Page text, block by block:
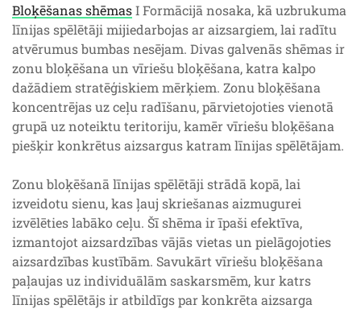
Bloķēšanas shēmasI Formācijā nosaka, kā uzbrukuma
līnijas spēlētāji mijiedarbojas ar aizsargiem, lai radītu
atvērumus bumbas nesējam. Divas galvenās shēmas ir
zonu bloķēšana un vīriešu bloķēšana, katra kalpo
dažādiem stratēģiskiem mērķiem. Zonu bloķēšana
koncentrējas uz ceļu radīšanu, pārvietojoties vienotā
grupā uz noteiktu teritoriju, kamēr vīriešu bloķēšana
piešķir konkrētus aizsargus katram līnijas spēlētājam.
Zonu bloķēšanā līnijas spēlētāji strādā kopā, lai
izveidotu sienu, kas ļauj skriešanas aizmugurei
izvēlēties labāko ceļu. Šī shēma ir īpaši efektīva,
izmantojot aizsardzības vājās vietas un pielāgojoties
aizsardzības kustībām. Savukārt vīriešu bloķēšana
paļaujas uz individuālām saskarsmēm, kur katrs
līnijas spēlētājs ir atbildīgs par konkrēta aizsarga